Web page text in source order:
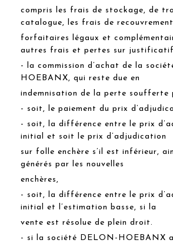
compris les frais de stockage, de
catalogue, les frais de recouvrement
forfaitaires légaux et
autres frais et pertes sur
- la commission d’achat de la
HOEBANX, qui reste due en
indemnisation de la perte soufferte
- soit, le paiement du prix
- soit, la différence entre le prix
initial et soit le prix d’adjudication
sur folle enchère s’il est inférieur,
générés par les nouvelles
enchères,
- soit, la différence entre le prix
initial et l’estimation basse, si la
vente est résolue de plein droit.
- si la société DELON-HOEBANX